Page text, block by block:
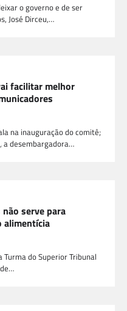
o governo e de ser
José Dirceu,…
facilitar melhor
na inauguração do comitê;
a desembargadora…
serve para
alimentícia
Turma do Superior Tribunal